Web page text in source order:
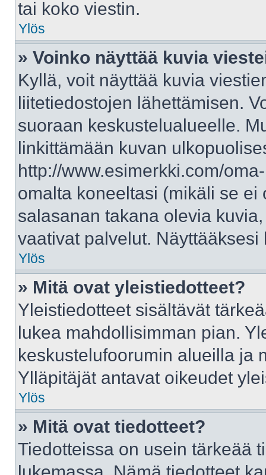
tai koko viestin.
Ylös
» Voinko näyttää kuvia
Kyllä, voit näyttää kuvia
liitetiedostojen lähettämisen.
suoraan keskustelualueelle.
linkittämään kuvan
http://www.esimerkki.com/
omalta koneeltasi (mikäli se
salasanan takana olevia
vaativat palvelut.
Ylös
» Mitä ovat yleistiedotteet?
Yleistiedotteet sisältävät
lukea mahdollisimman pian.
keskustelufoorumin alueilla ja
Ylläpitäjät antavat oikeudet
Ylös
» Mitä ovat tiedotteet?
Tiedotteissa on usein tärkeää